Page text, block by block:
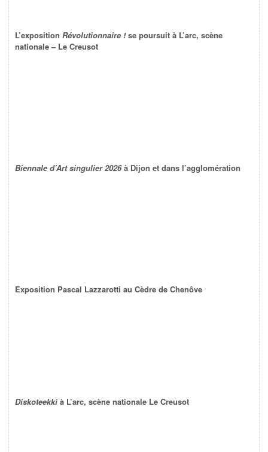
L’exposition Révolutionnaire !se poursuit à L’arc, scène
nationale – Le Creusot
Biennale d’Art singulier 2026à Dijon et dans l’agglomération
Exposition Pascal Lazzarotti au Cèdre de Chenôve
Diskoteekki à L’arc, scène nationale Le Creusot